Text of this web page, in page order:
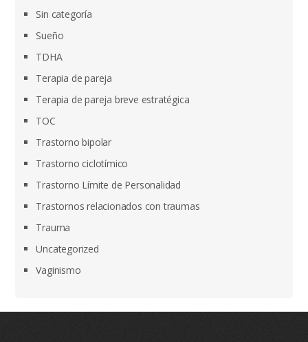
Sin categoría
Sueño
TDHA
Terapia de pareja
Terapia de pareja breve estratégica
TOC
Trastorno bipolar
Trastorno ciclotímico
Trastorno Límite de Personalidad
Trastornos relacionados con traumas
Trauma
Uncategorized
Vaginismo